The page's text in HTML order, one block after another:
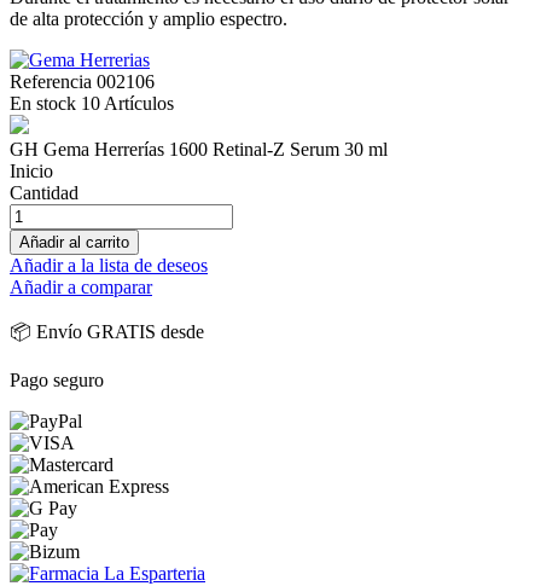
de alta protección y amplio espectro.
Referencia 002106
En stock 10 Artículos
GH Gema Herrerías 1600 Retinal-Z Serum 30 ml
Inicio
Cantidad
Añadir al carrito
Añadir a la lista de deseos
Añadir a comparar
📦 Envío GRATIS desde
Pago seguro